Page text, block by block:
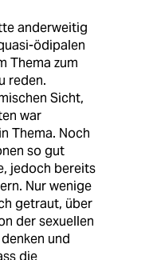
anderweitig
ödipalen
Thema zum
reden.
Sicht,
war
Thema. Noch
so gut
jedoch bereits
Nur wenige
getraut, über
der sexuellen
und
die